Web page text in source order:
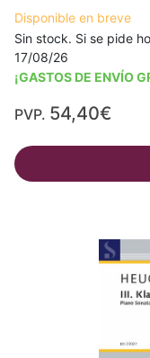
Disponible en breve
Sin stock. Si se pide
17/08/26
¡GASTOS DE ENVÍO
PVP. 54,40€